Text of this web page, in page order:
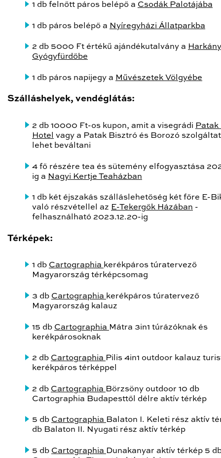
1 db felnőtt páros belépő a Csodák Palotájába
1 db páros belépő a Nyíregyházi Állatparkba
2 db 5000 Ft értékű ajándékutalvány a
Gyógyfürdőbe
1 db páros napijegy a Művészetek Völgyébe
Szálláshelyek, vendéglátás:
2 db 10000 Ft-os kupon, amit a visegrádi Patak
Hotel vagy a Patak Bisztró és Borozó
lehet beváltani
4 fő részére tea és sütemény elfogyasztása
ig a Nagyi Kertje Teaházban
1 db két éjszakás szálláslehetőség két főre E-
való részvétellel az E-Tekergők Házában -
felhasználható 2023.12.20-ig
Térképek:
1 db Cartographia kerékpáros túratervező
Magyarország térképcsomag
3 db Cartographia kerékpáros túratervező
Magyarország kalauz
15 db Cartographia Mátra 3in1 túrázóknak és
kerékpárosoknak
2 db Cartographia Pilis 4in1 outdoor kalauz
kerékpáros térképpel
2 db Cartographia Börzsöny outdoor 10 db
Cartographia Budapesttől délre aktív térkép
5 db Cartographia Balaton I. Keleti rész aktív
db Balaton II. Nyugati rész aktív térkép
5 db Cartographia Dunakanyar aktív térkép 5